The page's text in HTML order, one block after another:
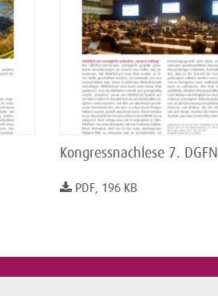
Kongressnachlese 7. DGFN
PDF, 196 KB